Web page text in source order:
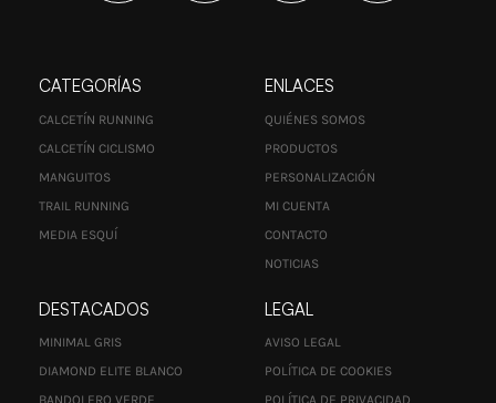
CATEGORÍAS
CALCETÍN RUNNING
CALCETÍN CICLISMO
MANGUITOS
TRAIL RUNNING
MEDIA ESQUÍ
ENLACES
QUIÉNES SOMOS
PRODUCTOS
PERSONALIZACIÓN
MI CUENTA
CONTACTO
NOTICIAS
DESTACADOS
MINIMAL GRIS
DIAMOND ELITE BLANCO
LEGAL
AVISO LEGAL
POLÍTICA DE COOKIES